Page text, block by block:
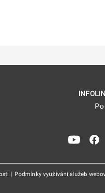
| Podmínky využívání služeb